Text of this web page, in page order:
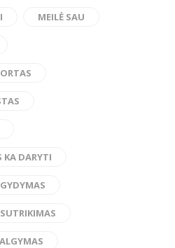
MEILĖ SAU
KA DARYTI